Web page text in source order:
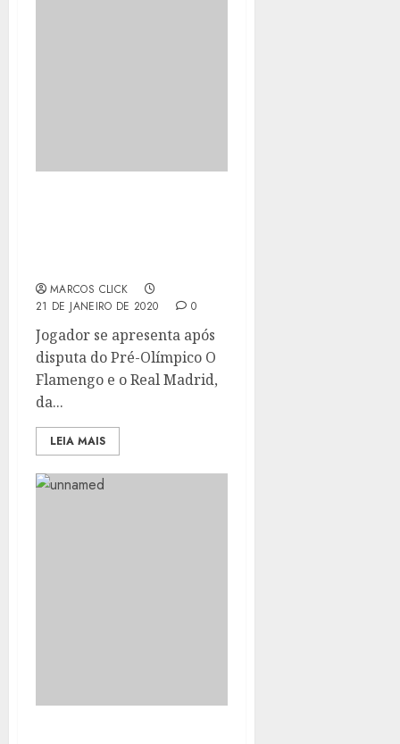
MARCOS CLICK
21 DE JANEIRO DE 2020
0
Jogador se apresenta após
disputa do Pré-Olímpico O
Flamengo e o Real Madrid,
da...
LEIA MAIS